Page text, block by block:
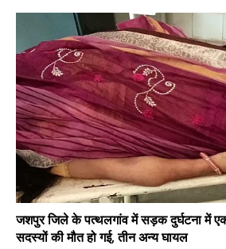
जशपुर जिले के पत्थलगांव में सड़क दुर्घटना में एक
सदस्यों की मौत हो गई, तीन अन्य घायल